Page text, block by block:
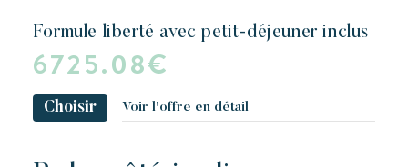
formule liberté avec petit-déjeuner inclus
6725.08€
Choisir Voir l'offre en détail